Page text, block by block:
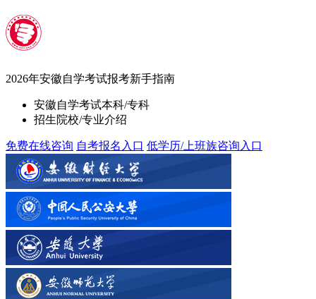
2026年安徽自学考试报考新手指南
安徽自学考试本科/专科
招生院校/专业介绍
免费在线咨询 自考报名入口 低学历/上班族咨询入口